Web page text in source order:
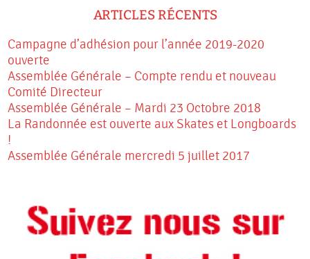
ARTICLES RÉCENTS
Campagne d’adhésion pour l’année 2019-2020
ouverte
Assemblée Générale – Compte rendu et nouveau
Comité Directeur
Assemblée Générale – Mardi 23 Octobre 2018
La Randonnée est ouverte aux Skates et Longboards
!
Assemblée Générale mercredi 5 juillet 2017